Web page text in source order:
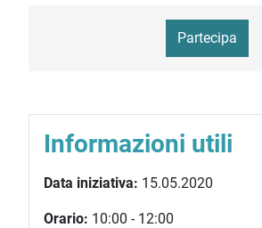
Partecipa
Informazioni utili
Data iniziativa: 15.05.2020
Orario: 10:00 - 12:00